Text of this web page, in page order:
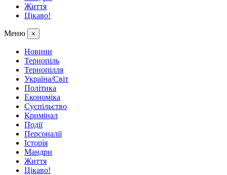
Життя
Цікаво!
Меню ×
Новини
Тернопіль
Тернопілля
Україна/Світ
Політика
Економіка
Суспільство
Кримінал
Події
Персоналії
Історія
Мандри
Життя
Цікаво!